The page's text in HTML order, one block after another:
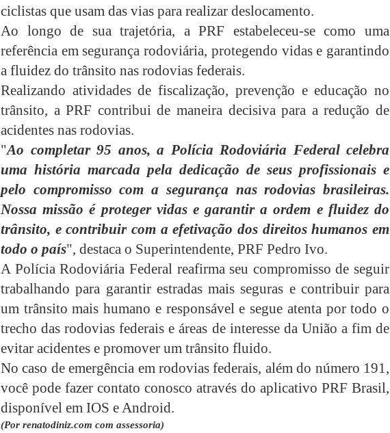
ciclistas que usam das vias para realizar deslocamento.
Ao longo de sua trajetória, a PRF estabeleceu-se como uma
referência em segurança rodoviária, protegendo vidas e garantindo
a fluidez do trânsito nas rodovias federais.
Realizando atividades de fiscalização, prevenção e educação no
trânsito, a PRF contribui de maneira decisiva para a redução de
acidentes nas rodovias.
"Ao completar 95 anos, a Polícia Rodoviária Federal celebra
uma história marcada pela dedicação de seus profissionais e
pelo compromisso com a segurança nas rodovias brasileiras.
Nossa missão é proteger vidas e garantir a ordem e fluidez do
trânsito, e contribuir com a efetivação dos direitos humanos em
todo o país", destaca o Superintendente, PRF Pedro Ivo.
A Polícia Rodoviária Federal reafirma seu compromisso de seguir
trabalhando para garantir estradas mais seguras e contribuir para
um trânsito mais humano e responsável e segue atenta por todo o
trecho das rodovias federais e áreas de interesse da União a fim de
evitar acidentes e promover um trânsito fluido.
No caso de emergência em rodovias federais, além do número 191,
você pode fazer contato conosco através do aplicativo PRF Brasil,
disponível em IOS e Android.
(Por renatodiniz.com com assessoria)